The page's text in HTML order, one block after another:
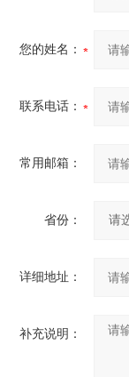
您的姓名：
联系电话：
常用邮箱：
省份：
详细地址：
补充说明：